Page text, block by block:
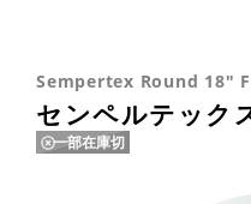
Sempertex Round 18"
センペルテック
一部在庫切